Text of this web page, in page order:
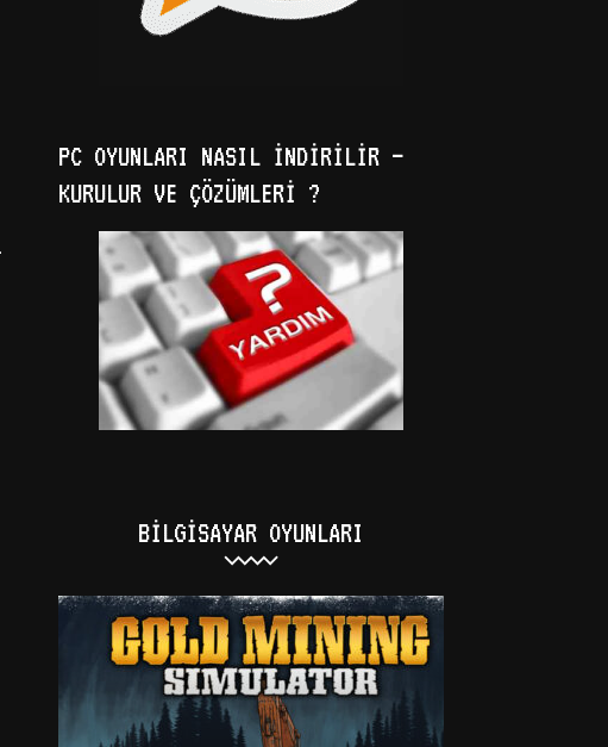
PC OYUNLARI NASIL İNDIRILIR –
KURULUR VE ÇÖZÜMLERI ?
BILGISAYAR OYUNLARI